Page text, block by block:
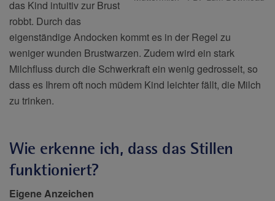
das Kind intuitiv zur Brust
robbt. Durch das
eigenständige Andocken kommt es in der Regel zu
weniger wunden Brustwarzen. Zudem wird ein stark
Milchfluss durch die Schwerkraft ein wenig gedrosselt, so
dass es Ihrem oft noch müdem Kind leichter fällt, die Milch
zu trinken.
Wie erkenne ich, dass das Stillen
funktioniert?
Eigene Anzeichen